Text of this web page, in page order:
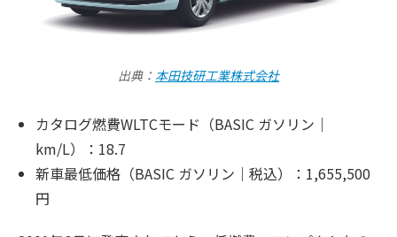
出典： 本田技研工業株式会社
カタログ燃費WLTCモード（BASIC ガソリン｜
km/L）：18.7
新車最低価格（BASIC ガソリン｜税込）：1,655,500
円